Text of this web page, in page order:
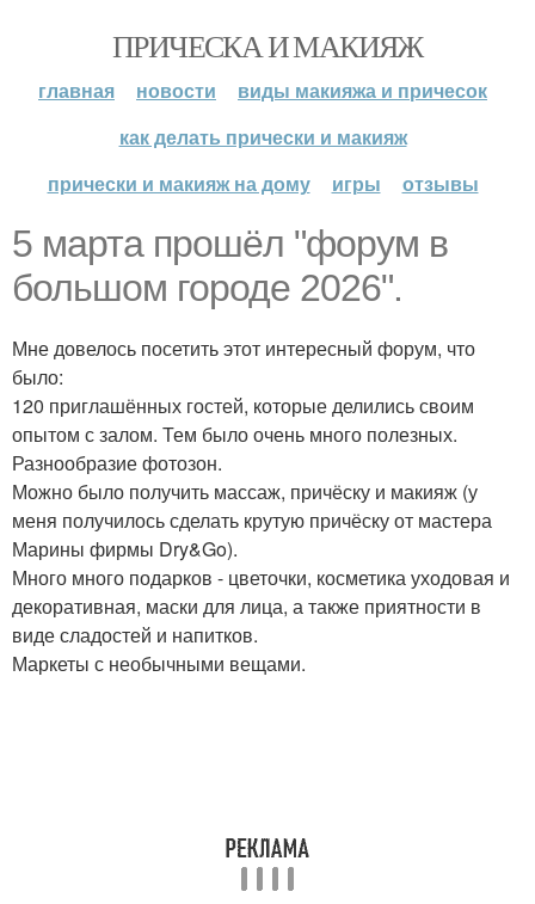
ПРИЧЕСКА И МАКИЯЖ
главная новости
виды макияжа и причесок
как делать прически и макияж
прически и макияж на дому
игры отзывы
5 марта прошёл "форум в
большом городе 2026".
Мне довелось посетить этот интересный форум, что
было:
120 приглашённых гостей, которые делились своим
опытом с залом. Тем было очень много полезных.
Разнообразие фотозон.
Можно было получить массаж, причёску и макияж (у
меня получилось сделать крутую причёску от мастера
Марины фирмы Dry&Go).
Много много подарков - цветочки, косметика уходовая и
декоративная, маски для лица, а также приятности в
виде сладостей и напитков.
Маркеты с необычными вещами.